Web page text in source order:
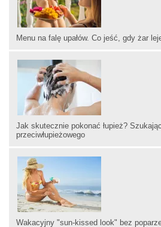
Menu na falę upałów. Co jeść, gdy żar
Jak skutecznie pokonać łupież?
przeciwłupieżowego
Wakacyjny "sun-kissed look" bez